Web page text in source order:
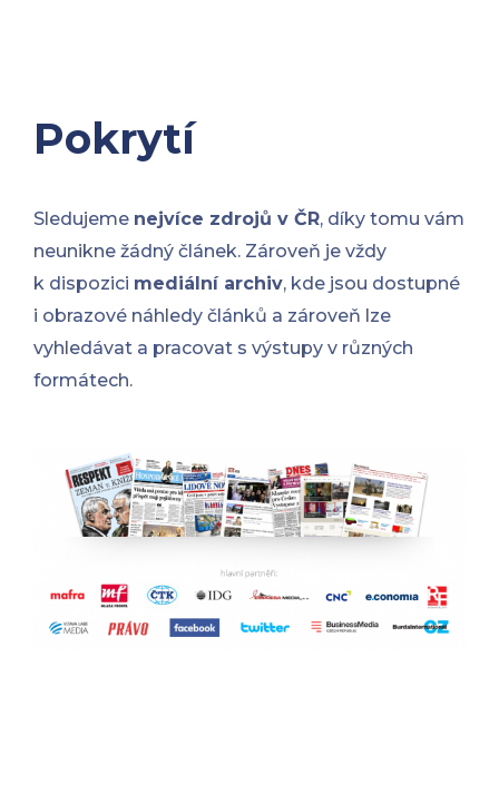
Pokrytí
Sledujeme nejvíce zdrojů v ČR, díky tomu vám
neunikne žádný článek. Zároveň je vždy
k dispozici mediální archiv, kde jsou dostupné
i obrazové náhledy článků a zároveň lze
vyhledávat a pracovat s výstupy v různých
formátech.